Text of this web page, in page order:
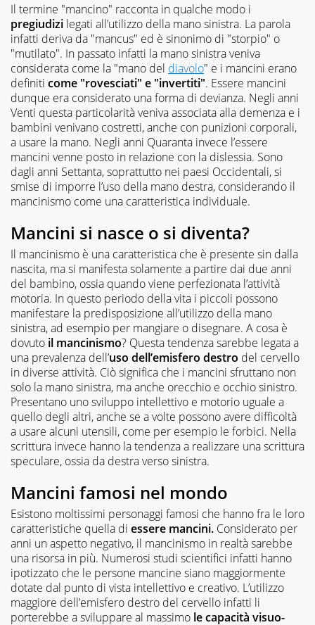
Il termine "mancino" racconta in qualche modo i
pregiudizi legati all’utilizzo della mano sinistra. La parola
infatti deriva da "mancus" ed è sinonimo di "storpio" o
"mutilato". In passato infatti la mano sinistra veniva
considerata come la "mano del diavolo" e i mancini erano
definiti come "rovesciati" e "invertiti". Essere mancini
dunque era considerato una forma di devianza. Negli anni
Venti questa particolarità veniva associata alla demenza e i
bambini venivano costretti, anche con punizioni corporali,
a usare la mano. Negli anni Quaranta invece l’essere
mancini venne posto in relazione con la dislessia. Sono
dagli anni Settanta, soprattutto nei paesi Occidentali, si
smise di imporre l’uso della mano destra, considerando il
mancinismo come una caratteristica individuale.
Mancini si nasce o si diventa?
Il mancinismo è una caratteristica che è presente sin dalla
nascita, ma si manifesta solamente a partire dai due anni
del bambino, ossia quando viene perfezionata l’attività
motoria. In questo periodo della vita i piccoli possono
manifestare la predisposizione all’utilizzo della mano
sinistra, ad esempio per mangiare o disegnare. A cosa è
dovuto il mancinismo? Questa tendenza sarebbe legata a
una prevalenza dell’uso dell’emisfero destro del cervello
in diverse attività. Ciò significa che i mancini sfruttano non
solo la mano sinistra, ma anche orecchio e occhio sinistro.
Presentano uno sviluppo intellettivo e motorio uguale a
quello degli altri, anche se a volte possono avere difficoltà
a usare alcuni utensili, come per esempio le forbici. Nella
scrittura invece hanno la tendenza a realizzare una scrittura
speculare, ossia da destra verso sinistra.
Mancini famosi nel mondo
Esistono moltissimi personaggi famosi che hanno fra le loro
caratteristiche quella di essere mancini. Considerato per
anni un aspetto negativo, il mancinismo in realtà sarebbe
una risorsa in più. Numerosi studi scientifici infatti hanno
ipotizzato che le persone mancine siano maggiormente
dotate dal punto di vista intellettivo e creativo. L’utilizzo
maggiore dell’emisfero destro del cervello infatti li
porterebbe a sviluppare al massimo le capacità visuo-